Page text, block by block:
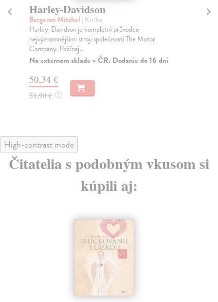
Harley-Davidson
Bergeron Mitchel | Kniha
Harley-Davidson je kompletní průvodce
nejvýznamnějšími stroji společnosti The Motor
Company. Počínaj...
Na externom sklade v ČR. Dodanie do 16 dní
50,34 €
51,90 € ?
High-contrast mode
Čitatelia s podobným vkusom si
kúpili aj: